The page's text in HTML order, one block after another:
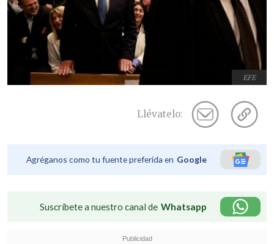
EFE
Llévatelo:
Agréganos como tu fuente preferida en Google
Suscríbete a nuestro canal de Whatsapp